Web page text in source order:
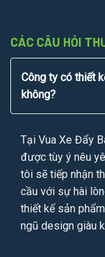
CÁC CÂU HỎI
Công ty có thiết
không?
Tại Vua Xe Đẩy
được tùy ý nêu
tôi sẽ tiếp nhận
cầu với sự hài
thiết kế sản
ngũ design giàu